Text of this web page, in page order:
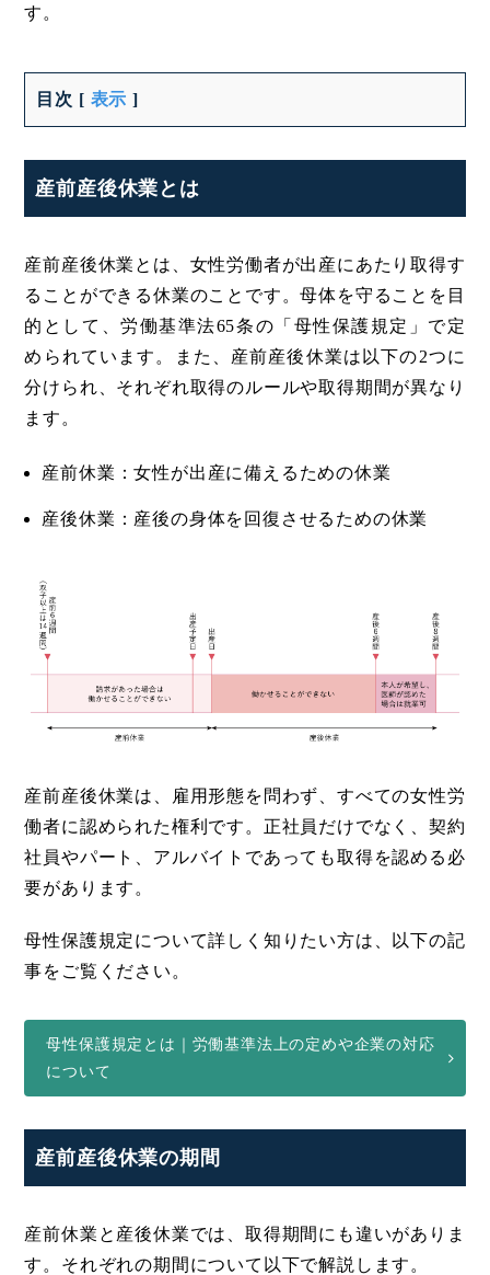
す。
目次 [ 表示 ]
産前産後休業とは
産前産後休業とは、女性労働者が出産にあたり取得す
ることができる休業のことです。母体を守ることを目
的として、労働基準法65条の「母性保護規定」で定
められています。また、産前産後休業は以下の2つに
分けられ、それぞれ取得のルールや取得期間が異なり
ます。
産前休業：女性が出産に備えるための休業
産後休業：産後の身体を回復させるための休業
産前産後休業は、雇用形態を問わず、すべての女性労
働者に認められた権利です。正社員だけでなく、契約
社員やパート、アルバイトであっても取得を認める必
要があります。
母性保護規定について詳しく知りたい方は、以下の記
事をご覧ください。
母性保護規定とは｜労働基準法上の定めや企業の対応
について
産前産後休業の期間
産前休業と産後休業では、取得期間にも違いがありま
す。それぞれの期間について以下で解説します。